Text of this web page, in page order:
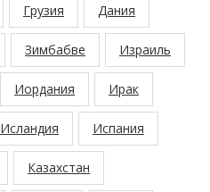
Грузия Дания
Зимбабве Израиль
Иордания Ирак
Исландия Испания
Казахстан